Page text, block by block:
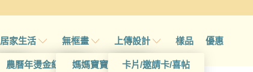
居家生活
農曆年燙金紅包袋
無框畫
媽媽寶寶無框畫
上傳設計
卡片/邀請卡/喜帖
樣品 優惠